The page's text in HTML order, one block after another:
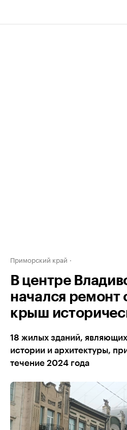
Приморский край
В центре
начался ремонт
крыш
18 жилых зданий,
истории и архитектуры,
течение 2024 года